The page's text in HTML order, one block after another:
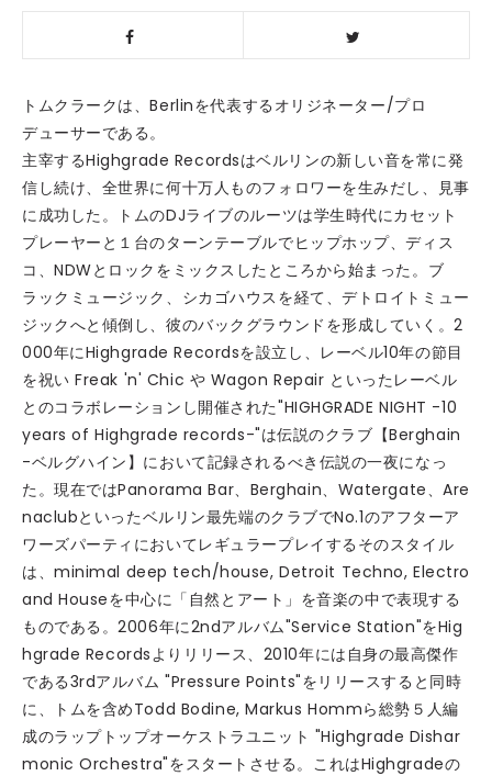
トムクラークは、Berlinを代表するオリジネーター/プロ
デューサーである。
主宰するHighgrade Recordsはベルリンの新しい音を常に発
信し続け、全世界に何十万人ものフォロワーを生みだし、見事
に成功した。トムのDJライブのルーツは学生時代にカセット
プレーヤーと１台のターンテーブルでヒップホップ、ディス
コ、NDWとロックをミックスしたところから始まった。ブ
ラックミュージック、シカゴハウスを経て、デトロイトミュー
ジックへと傾倒し、彼のバックグラウンドを形成していく。2
000年にHighgrade Recordsを設立し、レーベル10年の節目
を祝い Freak 'n' Chic や Wagon Repair といったレーベル
とのコラボレーションし開催された"HIGHGRADE NIGHT -10
years of Highgrade records-"は伝説のクラブ【Berghain
-ベルグハイン】において記録されるべき伝説の一夜になっ
た。現在ではPanorama Bar、Berghain、Watergate、Are
naclubといったベルリン最先端のクラブでNo.1のアフターア
ワーズパーティにおいてレギュラープレイするそのスタイル
は、minimal deep tech/house, Detroit Techno, Electro
and Houseを中心に「自然とアート」を音楽の中で表現する
ものである。2006年に2ndアルバム"Service Station"をHig
hgrade Recordsよりリリース、2010年には自身の最高傑作
である3rdアルバム "Pressure Points"をリリースすると同時
に、トムを含めTodd Bodine, Markus Hommら総勢５人編
成のラップトップオーケストラユニット "Highgrade Dishar
monic Orchestra"をスタートさせる。これはHighgradeの